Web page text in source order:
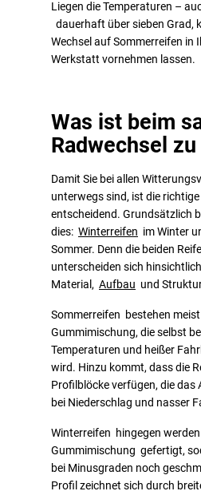
Liegen die Temperaturen –
dauerhaft über sieben Grad,
Wechsel auf Sommerreifen in
Werkstatt vornehmen lassen.
Was ist beim
Radwechsel
Damit Sie bei allen
unterwegs sind, ist die
entscheidend. Grundsätzlich
dies: Winterreifen im Winter
Sommer. Denn die beiden
unterscheiden sich hinsichtlich
Material, Aufbau und
Sommerreifen bestehen
Gummimischung, die selbst
Temperaturen und heißer
wird. Hinzu kommt, dass die
Profilblöcke verfügen, die das
bei Niederschlag und nasser
Winterreifen hingegen
Gummimischung gefertigt,
bei Minusgraden noch
Profil zeichnet sich durch